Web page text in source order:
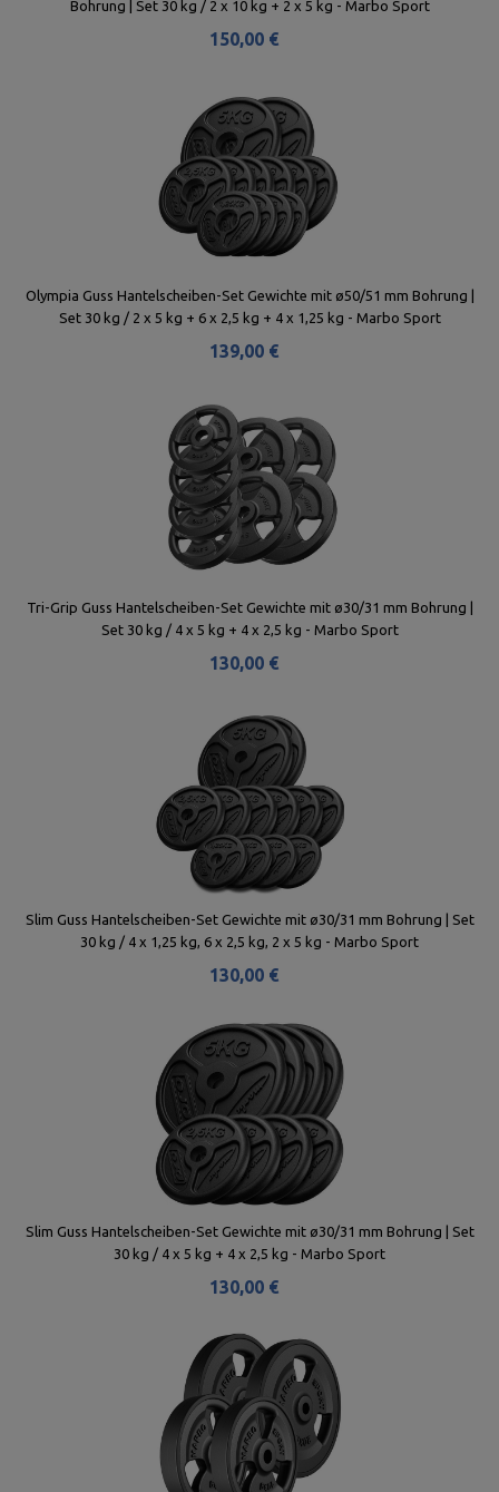
Bohrung | Set 30 kg / 2 x 10 kg + 2 x 5 kg - Marbo Sport
150,00 €
Olympia Guss Hantelscheiben-Set Gewichte mit ø50/51 mm Bohrung |
Set 30 kg / 2 x 5 kg + 6 x 2,5 kg + 4 x 1,25 kg - Marbo Sport
139,00 €
Tri-Grip Guss Hantelscheiben-Set Gewichte mit ø30/31 mm Bohrung |
Set 30 kg / 4 x 5 kg + 4 x 2,5 kg - Marbo Sport
130,00 €
Slim Guss Hantelscheiben-Set Gewichte mit ø30/31 mm Bohrung | Set
30 kg / 4 x 1,25 kg, 6 x 2,5 kg, 2 x 5 kg - Marbo Sport
130,00 €
Slim Guss Hantelscheiben-Set Gewichte mit ø30/31 mm Bohrung | Set
30 kg / 4 x 5 kg + 4 x 2,5 kg - Marbo Sport
130,00 €